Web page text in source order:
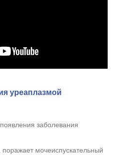
уреаплазмой
заболевания
мочеиспускательный